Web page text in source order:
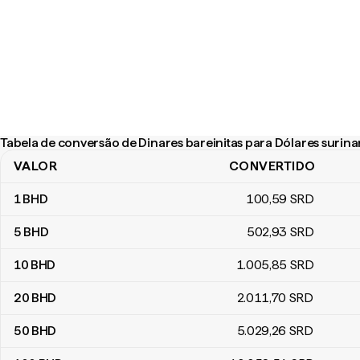
Tabela de conversão de Dinares bareinitas para Dólares
Tabela de conversão de Dinares bareinitas para Dólares
VALOR CONVERTIDO
1BHD 100,59 SRD
5 BHD 502,93 SRD
10 BHD 1.005,85 SRD
20 BHD 2.011,70 SRD
50 BHD 5.029,26 SRD